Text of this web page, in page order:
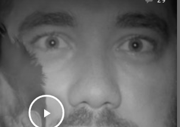
play_arrow